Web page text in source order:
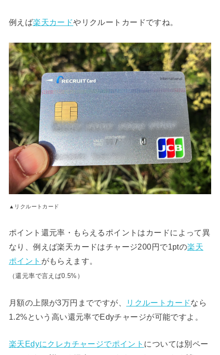
例えば楽天カードやリクルートカードですね。
▲リクルートカード
ポイント還元率・もらえるポイントはカードによって異
なり、例えば楽天カードはチャージ200円で1ptの楽天
ポイント がもらえます。
（還元率で言えば0.5%）
月額の上限が3万円までですが、 リクルートカードなら
1.2%という高い還元率でEdyチャージが可能ですよ。
楽天Edyにクレカチャージでポイント については別ペー